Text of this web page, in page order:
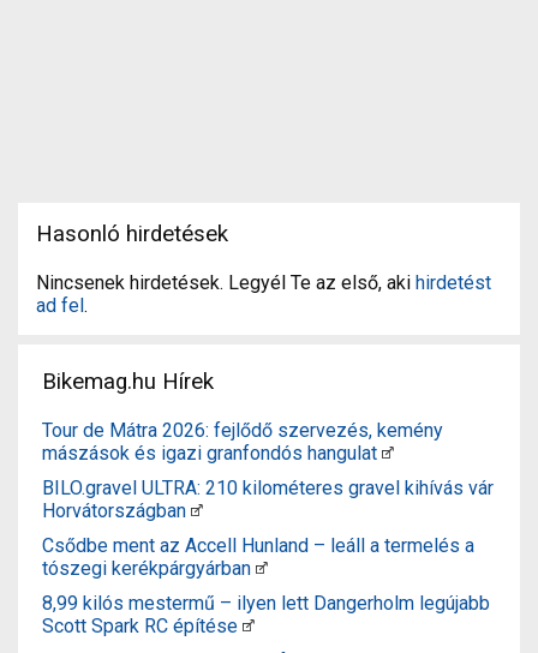
Hasonló hirdetések
Nincsenek hirdetések. Legyél Te az első, aki hirdetést
ad fel.
Bikemag.hu Hírek
Tour de Mátra 2026: fejlődő szervezés, kemény
mászások és igazi granfondós hangulat
BILO.gravel ULTRA: 210 kilométeres gravel kihívás vár
Horvátországban
Csődbe ment az Accell Hunland – leáll a termelés a
tószegi kerékpárgyárban
8,99 kilós mestermű – ilyen lett Dangerholm legújabb
Scott Spark RC építése